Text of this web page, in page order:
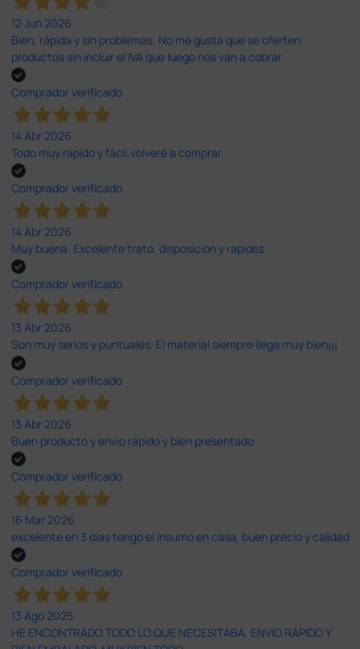
12 Jun 2026
Bien, rápida y sin problemas. No me gusta que se oferten
productos sin incluir el IVA que luego nos van a cobrar.
Comprador verificado
14 Abr 2026
Todo muy rápido y fácil,volveré a comprar.
Comprador verificado
14 Abr 2026
Muy buena. Excelente trato, disposición y rapidez
Comprador verificado
13 Abr 2026
Son muy serios y puntuales. El material siempre llega muy bien¡¡¡
Comprador verificado
13 Abr 2026
Buen producto y envío rápido y bien presentado
Comprador verificado
16 Mar 2026
excelente en 3 días tengo el insumo en casa, buen precio y calidad
Comprador verificado
13 Ago 2025
HE ENCONTRADO TODO LO QUE NECESITABA. ENVÍO RÁPIDO Y